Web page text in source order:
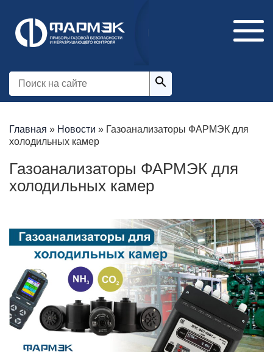
Главная » Новости » Газоанализаторы ФАРМЭК для
холодильных камер
Газоанализаторы ФАРМЭК для
холодильных камер